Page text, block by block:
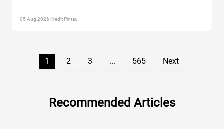
05 Aug 2026 Kredit Pintar.
1 2 3 ... 565 Next
Recommended Articles